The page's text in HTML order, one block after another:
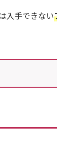
入手できない